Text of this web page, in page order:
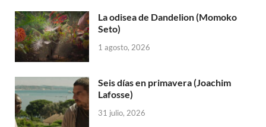
La odisea de Dandelion (Momoko
Seto)
1 agosto, 2026
Seis días en primavera (Joachim
Lafosse)
31 julio, 2026